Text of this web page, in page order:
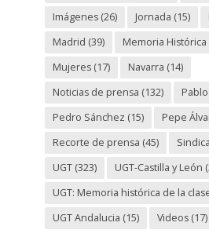
Imágenes(26) Jornada (15)
Madrid (39) Memoria Histórica
Mujeres(17) Navarra (14)
Noticias de prensa (132)
Pedro Sánchez (15) Pepe
Recorte de prensa (45)
UGT(323) UGT-Castilla y León
UGT: Memoria histórica de la
UGT Andalucia (15) Videos(17)